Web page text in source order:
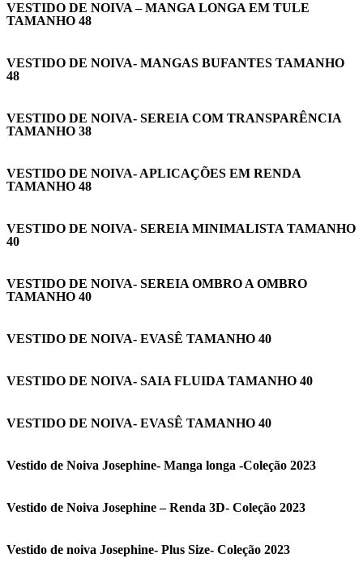
VESTIDO DE NOIVA – MANGA LONGA EM TULE
TAMANHO 48
VESTIDO DE NOIVA- MANGAS BUFANTES TAMANHO
48
VESTIDO DE NOIVA- SEREIA COM TRANSPARÊNCIA
TAMANHO 38
VESTIDO DE NOIVA- APLICAÇÕES EM RENDA
TAMANHO 48
VESTIDO DE NOIVA- SEREIA MINIMALISTA TAMANHO
40
VESTIDO DE NOIVA- SEREIA OMBRO A OMBRO
TAMANHO 40
VESTIDO DE NOIVA- EVASÊ TAMANHO 40
VESTIDO DE NOIVA- SAIA FLUIDA TAMANHO 40
VESTIDO DE NOIVA- EVASÊ TAMANHO 40
Vestido de Noiva Josephine- Manga longa -Coleção 2023
Vestido de Noiva Josephine – Renda 3D- Coleção 2023
Vestido de noiva Josephine- Plus Size- Coleção 2023